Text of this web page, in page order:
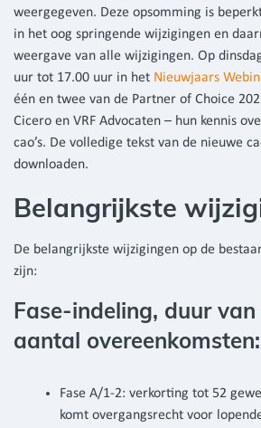
weergegeven. Deze opsomming is
in het oog springende wijzigingen en
weergave van alle wijzigingen. Op
uur tot 17.00 uur in het Nieuwjaars
één en twee van de Partner of Choice
Cicero en VRF Advocaten – hun kennis
cao’s. De volledige tekst van de nieuwe
downloaden.
Belangrijkste
De belangrijkste wijzigingen op de
zijn:
Fase-indeling, duur van
aantal overeenkomsten:
Fase A/1-2: verkorting tot 52
komt overgangsrecht voor